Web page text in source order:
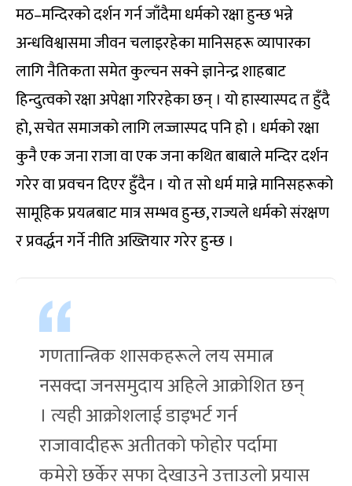
मठ–मन्दिरको दर्शन गर्न जाँदैमा धर्मको रक्षा हुन्छ भन्ने
अन्धविश्वासमा जीवन चलाइरहेका मानिसहरू व्यापारका
लागि नैतिकता समेत कुल्चन सक्ने ज्ञानेन्द्र शाहबाट
हिन्दुत्वको रक्षा अपेक्षा गरिरहेका छन् । यो हास्यास्पद त हुँदै
हो, सचेत समाजको लागि लज्जास्पद पनि हो । धर्मको रक्षा
कुनै एक जना राजा वा एक जना कथित बाबाले मन्दिर दर्शन
गरेर वा प्रवचन दिएर हुँदैन । यो त सो धर्म मान्ने मानिसहरूको
सामूहिक प्रयत्नबाट मात्र सम्भव हुन्छ, राज्यले धर्मको संरक्षण
र प्रवर्द्धन गर्ने नीति अख्तियार गरेर हुन्छ ।
गणतान्त्रिक शासकहरूले लय समात्न
नसक्दा जनसमुदाय अहिले आक्रोशित छन्
। त्यही आक्रोशलाई डाइभर्ट गर्न
राजावादीहरू अतीतको फोहोर पर्दामा
कमेरो छर्केर सफा देखाउने उत्ताउलो प्रयास